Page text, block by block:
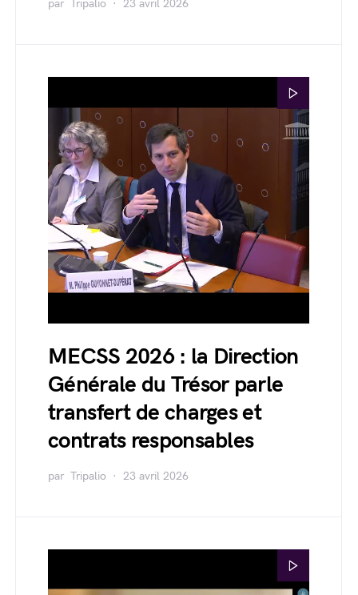
par Tripalio 23 avril 2026
MECSS 2026 : la Direction
Générale du Trésor parle
transfert de charges et
contrats responsables
par Tripalio 23 avril 2026